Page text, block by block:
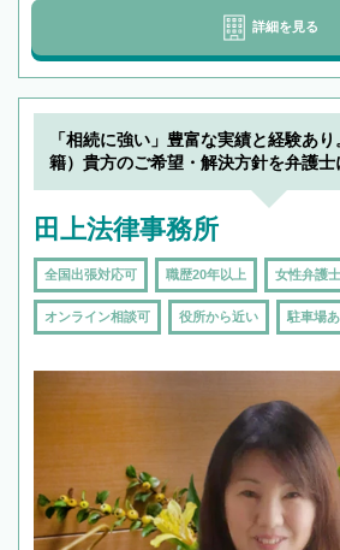
詳細を見る
「相続に強い」豊富な実績と経験あ
籍）貴方のご希望・解決方針を弁護士
田上法律事務所
全国出張対応可 職歴20年以上 女性弁護
オンライン相談可 役所から近い 駐車場